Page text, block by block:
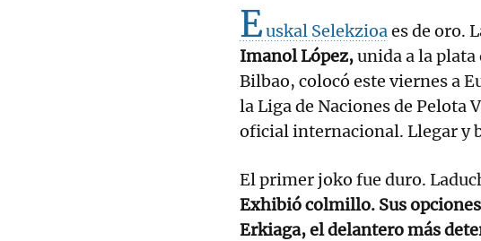
Euskal Selekzioaes de oro.
Imanol López,unida a la
Bilbao, colocó este viernes a
la Liga de Naciones de Pelota
oficial internacional. Llegar y
El primer joko fue duro.
Exhibió colmillo. Sus
Erkiaga, el delantero más